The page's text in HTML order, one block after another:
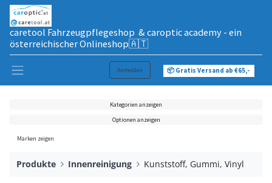
caretool Fahrzeugpflegeshop & caroptic academy - ein
österreichischer Onlineshop🇦🇹
Anmelden 📦 Gratis Versand ab €65,-
Kategorien anzeigen
Optionen anzeigen
Marken zeigen
Produkte Innenreinigung Kunststoff, Gummi, Vinyl